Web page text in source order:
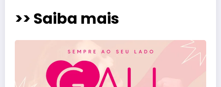
>> Saiba mais